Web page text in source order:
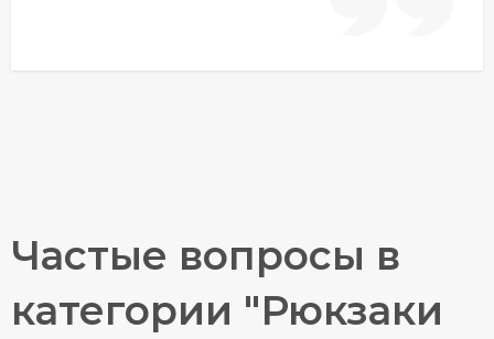
Частые вопросы в
категории "Рюкзаки